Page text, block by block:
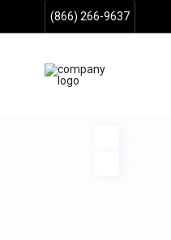
(866) 266-9637